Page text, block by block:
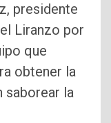
presidente
Liranzo por
que
obtener la
saborear la